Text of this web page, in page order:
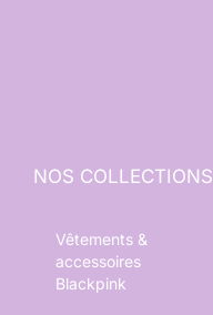
NOS COLLECTIONS
Vêtements &
accessoires
Blackpink